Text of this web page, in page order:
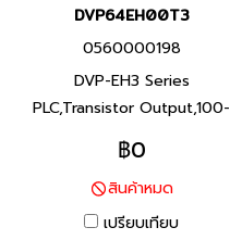
DVP64EH00T3
0560000198
DVP-EH3 Series
PLC,Transistor Output,100-
240Vac, Product P/N:
DVP64EH00T3 I/O Points
64,Program Capacity 30K
steps, Built-in RS-232 and
฿0
สินค้าหมด
เปรียบเทียบ